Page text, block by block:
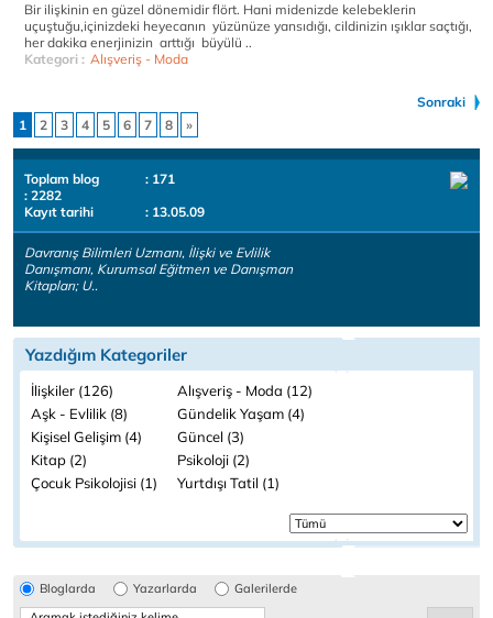
Bir ilişkinin en güzel dönemidir flört. Hani midenizde kelebeklerin
uçuştuğu,içinizdeki heyecanın yüzünüze yansıdığı, cildinizin ışıklar saçtığı,
her dakika enerjinizin arttığı büyülü ..
Kategori : Alışveriş - Moda
Sonraki
1
2 3 4 5 6 7 8 »
Toplam blog
: 171
: 2282
Kayıt tarihi
: 13.05.09
Davranış Bilimleri Uzmanı, İlişki ve Evlilik
Danışmanı, Kurumsal Eğitmen ve Danışman
Kitapları; U..
Yazdığım Kategoriler
İlişkiler (126)
Alışveriş - Moda (12)
Aşk - Evlilik (8)
Gündelik Yaşam (4)
Kişisel Gelişim (4)
Güncel (3)
Kitap (2)
Psikoloji (2)
Çocuk Psikolojisi (1)
Yurtdışı Tatil (1)
Bloglarda Yazarlarda Galerilerde